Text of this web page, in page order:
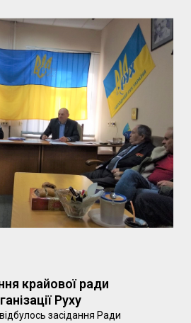
крайової ради
Руху
засідання Ради